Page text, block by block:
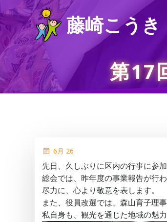
ン
テ
ン
ツ
ス
キ
藤崎こうき
第17
6月 26
先日、久しぶりに区内の行事に参
総会では、昨年度の事業報告が行
尽力に、心より敬意を表します。
また、役員改選では、森山育子理
私自身も、観光を通じた地域の魅